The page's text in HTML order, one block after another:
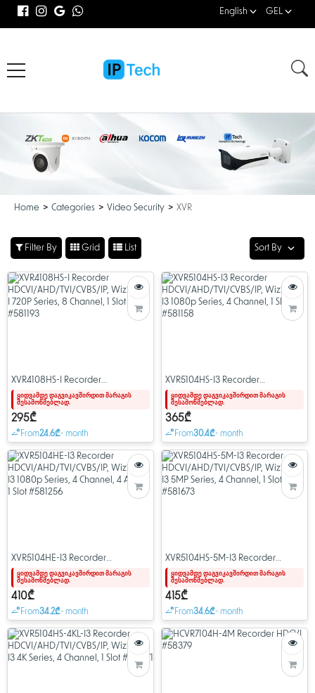
English GEL
Home Categories Video Security XVR
Filter By Grid List Sort By
XVR4108HS-I Recorder
HDCVI/AHD/TVI/CVBS/IP,
WizSense I 720P Series, 8 Channel,
1 Slot #581193
ყიდვამდე დაგვიკავშირდით მარაგის
შესამოწმებლად.
295₾
From24.6₾- month
XVR5104HS-I3 Recorder
HDCVI/AHD/TVI/CVBS/IP,
WizSense I3 1080p Series, 4
Channel, 1 Slot #581158
ყიდვამდე დაგვიკავშირდით მარაგის
შესამოწმებლად.
365₾
From30.4₾- month
XVR5104HE-I3 Recorder
HDCVI/AHD/TVI/CVBS/IP,
WizSense I3 1080p Series, 4
Channel, 4 Audio. 1 Slot #581256
ყიდვამდე დაგვიკავშირდით მარაგის
შესამოწმებლად.
410₾
From34.2₾- month
XVR5104HS-5M-I3 Recorder
HDCVI/AHD/TVI/CVBS/IP,
WizSense I3 5MP Series, 4
Channel, 1 Slot #581673
ყიდვამდე დაგვიკავშირდით მარაგის
შესამოწმებლად.
415₾
From34.6₾- month